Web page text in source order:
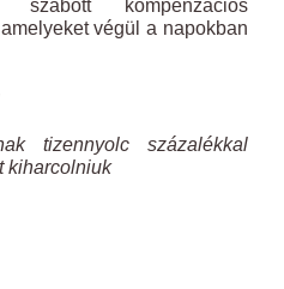
szabott kompenzációs
végül a napokban
tizennyolc százalékkal
kiharcolniuk